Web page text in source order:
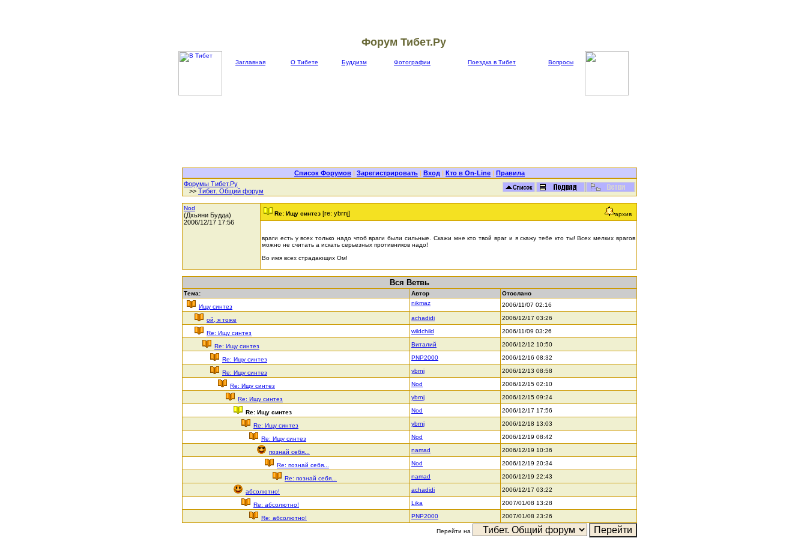
Форум Тибет.Ру
Заглавная О Тибете Буддизм Фотографии Поездка в Тибет Вопросы
Список Форумов | Зарегистрировать | Вход | Кто в On-Line | Правила
Форумы Тибет.Ру
>> Тибет. Общий форум
Nod
(Дхьяни Будда)
2006/12/17 17:56
Re: Ищу синтез [re: ybrnj] архив
враги есть у всех только надо чтоб враги были сильные. Скажи мне кто твой враг и я скажу тебе кто ты! Всех мелких врагов
можно не считать а искать серьезных противников надо!
Во имя всех страдающих Ом!
Вся Ветвь
Тема: Автор
Отослано
Ищу синтез
nikmaz 2006/11/07 02:16
ой, я тоже achadidi 2006/12/17 03:26
Re: Ищу синтез wildchild 2006/11/09 03:26
Re: Ищу синтез Виталий 2006/12/12 10:50
Re: Ищу синтез PNP2000 2006/12/16 08:32
Re: Ищу синтез ybrnj 2006/12/13 08:58
Re: Ищу синтез Nod 2006/12/15 02:10
Re: Ищу синтез ybrnj 2006/12/15 09:24
Re: Ищу синтез Nod 2006/12/17 17:56
Re: Ищу синтез ybrnj 2006/12/18 13:03
Re: Ищу синтез Nod 2006/12/19 08:42
познай себя... namad 2006/12/19 10:36
Re: познай себя... Nod 2006/12/19 20:34
Re: познай себя... namad 2006/12/19 22:43
абсолютно! achadidi 2006/12/17 03:22
Re: абсолютно! Lika 2007/01/08 13:28
Re: абсолютно! PNP2000 2007/01/08 23:26
Перейти на